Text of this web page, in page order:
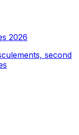
2026
second